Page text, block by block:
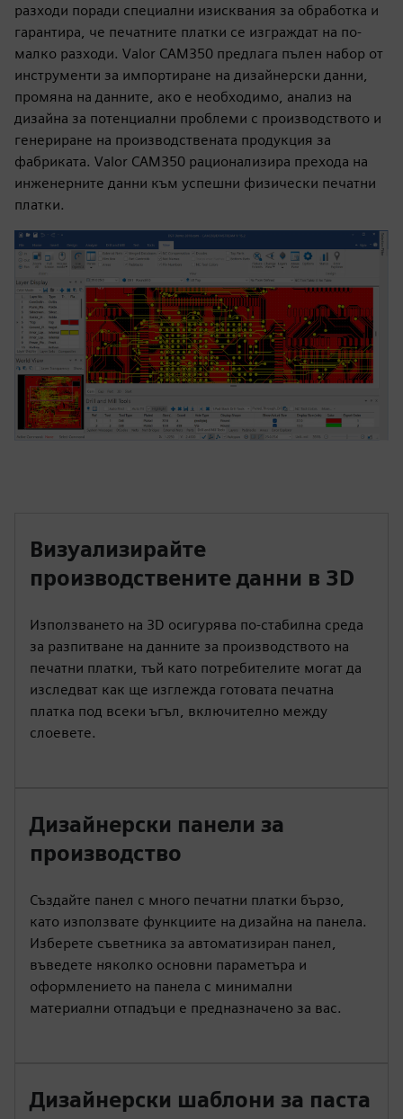
разходи поради специални изисквания за обработка и
гарантира, че печатните платки се изграждат на по-
малко разходи. Valor CAM350 предлага пълен набор от
инструменти за импортиране на дизайнерски данни,
промяна на данните, ако е необходимо, анализ на
дизайна за потенциални проблеми с производството и
генериране на производствената продукция за
фабриката. Valor CAM350 рационализира прехода на
инженерните данни към успешни физически печатни
платки.
Визуализирайте
производствените данни в 3D
Използването на 3D осигурява по-стабилна среда
за разпитване на данните за производството на
печатни платки, тъй като потребителите могат да
изследват как ще изглежда готовата печатна
платка под всеки ъгъл, включително между
слоевете.
Дизайнерски панели за
производство
Създайте панел с много печатни платки бързо,
като използвате функциите на дизайна на панела.
Изберете съветника за автоматизиран панел,
въведете няколко основни параметъра и
оформлението на панела с минимални
материални отпадъци е предназначено за вас.
Дизайнерски шаблони за паста